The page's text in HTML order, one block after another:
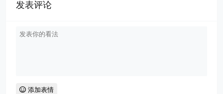
发表评论
添加表情